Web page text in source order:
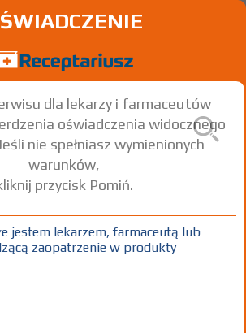
dla lekarzy i farmaceutów
oświadczenia widocznego
nie spełniasz wymienionych
warunków,
przycisk Pomiń.
jestem lekarzem, farmaceutą lub
zaopatrzenie w produkty